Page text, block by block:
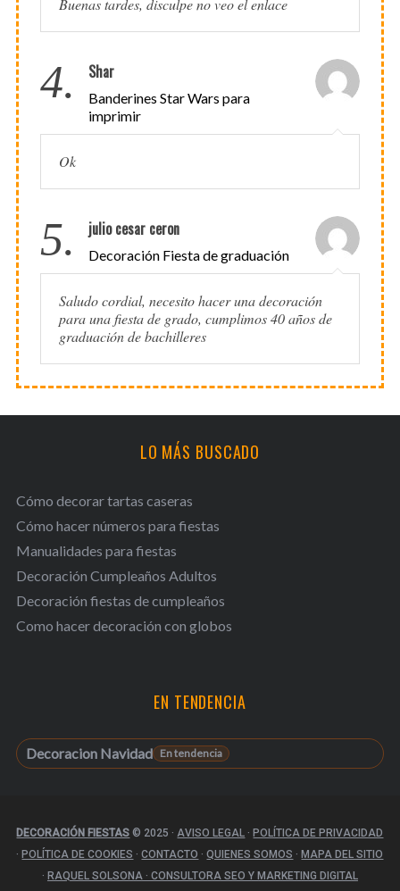
Buenas tardes, disculpe no veo el enlace
4. Shar
Banderines Star Wars para
imprimir
Ok
5. julio cesar ceron
Decoración Fiesta de graduación
Saludo cordial, necesito hacer una decoración
para una fiesta de grado, cumplimos 40 años de
graduación de bachilleres
LO MÁS BUSCADO
Cómo decorar tartas caseras
Cómo hacer números para fiestas
Manualidades para fiestas
Decoración Cumpleaños Adultos
Decoración fiestas de cumpleaños
Como hacer decoración con globos
EN TENDENCIA
Decoracion Navidad
DECORACIÓN FIESTAS © 2025 · AVISO LEGAL · POLÍTICA DE PRIVACIDAD
· POLÍTICA DE COOKIES · CONTACTO · QUIENES SOMOS · MAPA DEL SITIO
· RAQUEL SOLSONA · CONSULTORA SEO Y MARKETING DIGITAL